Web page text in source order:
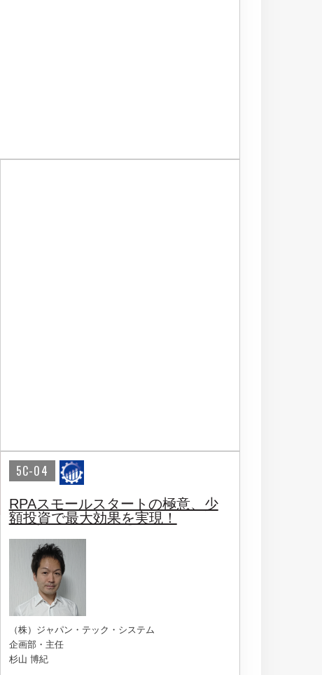
5C-04
RPAスモールスタートの極意、少
額投資で最大効果を実現！
（株）ジャパン・テック・システム
企画部・主任
杉山 博紀